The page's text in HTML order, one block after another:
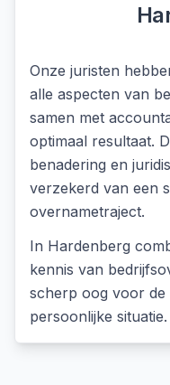
Onze juristen
alle aspecten van
samen met
optimaal resultaat.
benadering en
verzekerd van een
overnametraject.
In Hardenberg
kennis van
scherp oog voor
persoonlijke situatie.